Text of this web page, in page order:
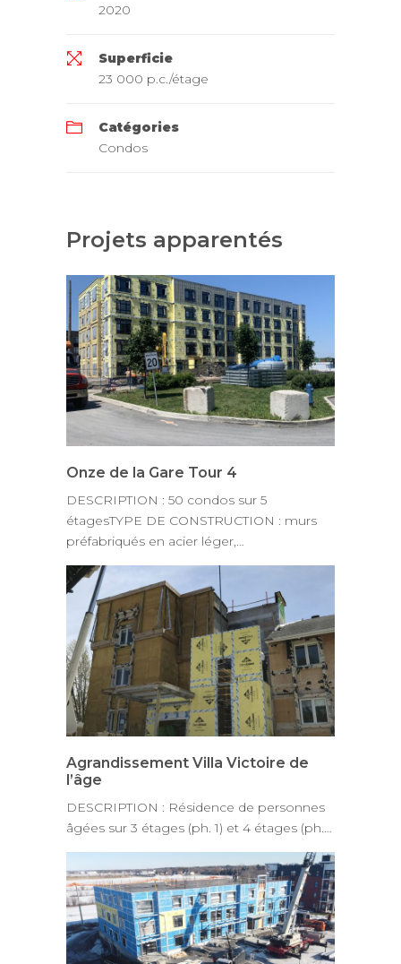
2020
Superficie
23 000 p.c./étage
Catégories
Condos
Projets apparentés
Onze de la Gare Tour 4
DESCRIPTION : 50 condos sur 5
étagesTYPE DE CONSTRUCTION : murs
préfabriqués en acier léger,…
Agrandissement Villa Victoire de
l’âge
DESCRIPTION : Résidence de personnes
âgées sur 3 étages (ph. 1) et 4 étages (ph.…